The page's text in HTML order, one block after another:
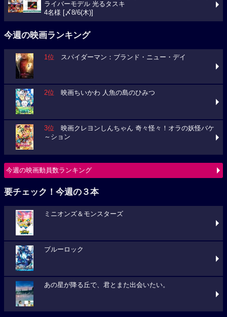
ライバーモデル 光るタスキ
4名様 [〆8/6(木)]
今週の映画ランキング
1位 スパイダーマン：ブランド・ニュー・デイ
2位 映画ちいかわ 人魚の島のひみつ
3位 映画クレヨンしんちゃん 奇々怪々！オラの妖怪バケ
～ション
今週の映画動員数ランキング
要チェック！今週の３本
ミニオンズ＆モンスターズ
ブルーロック
あの星が降る丘で、君とまた出会いたい。